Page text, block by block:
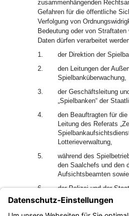
zusammenhängenden
Gefahren für die öffentliche
Verfolgung von
Bedeutung oder von Straftaten
Daten dürfen verarbeitet
1.
der Direktion der
2.
den Leitungen der
Spielbanküberwachung,
3.
der Geschäftsleitung
„Spielbanken“ der
4.
den Beauftragten für
Leitung des Referats
Lotterieverwaltung,
5.
während des
den Saalchefs und den
Aufsichtsbeamten sowie
6.
der Polizei und der
ihrer gesetzlichen
3